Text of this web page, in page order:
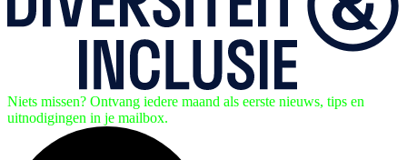
Niets missen? Ontvang iedere maand als eerste nieuws, tips en
uitnodigingen in je mailbox.